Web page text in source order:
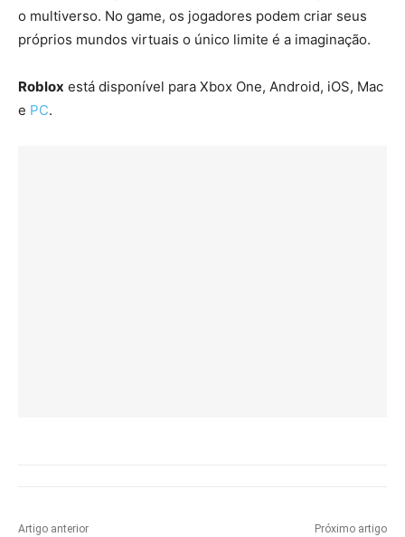
o multiverso. No game, os jogadores podem criar seus
próprios mundos virtuais o único limite é a imaginação.
Roblox está disponível para Xbox One, Android, iOS, Mac
e PC.
Artigo anterior Próximo artigo